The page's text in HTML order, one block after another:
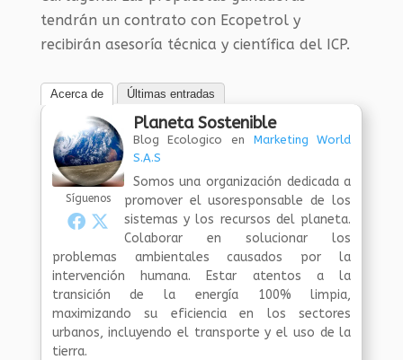
tendrán un contrato con Ecopetrol y
recibirán asesoría técnica y científica del ICP.
Acerca de Últimas entradas
Síguenos
Planeta Sostenible
Blog Ecologico en Marketing World
S.A.S
Somos una organización dedicada a
promover el usoresponsable de los
sistemas y los recursos del planeta.
Colaborar en solucionar los
problemas ambientales causados por la
intervención humana. Estar atentos a la
transición de la energía 100% limpia,
maximizando su eficiencia en los sectores
urbanos, incluyendo el transporte y el uso de la
tierra.